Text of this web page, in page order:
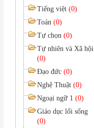
Tiếng việt (0)
Toán (0)
Tự chọn (0)
Tự nhiên và Xã hội
(0)
Đạo đức (0)
Nghệ Thuật (0)
Ngoại ngữ 1 (0)
Giáo dục lối sống
(0)